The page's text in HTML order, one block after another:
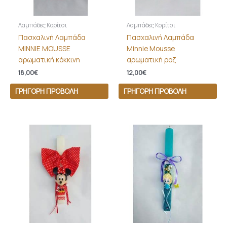
Λαμπάδες Κορίτσι
Πασχαλινή Λαμπάδα
MINNIE MOUSSE
αρωματική κόκκινη
18,00€
ΓΡΉΓΟΡΗ ΠΡΟΒΟΛΉ
Λαμπάδες Κορίτσι
Πασχαλινή Λαμπάδα
Minnie Mousse
αρωματική ροζ
12,00€
ΓΡΉΓΟΡΗ ΠΡΟΒΟΛΉ